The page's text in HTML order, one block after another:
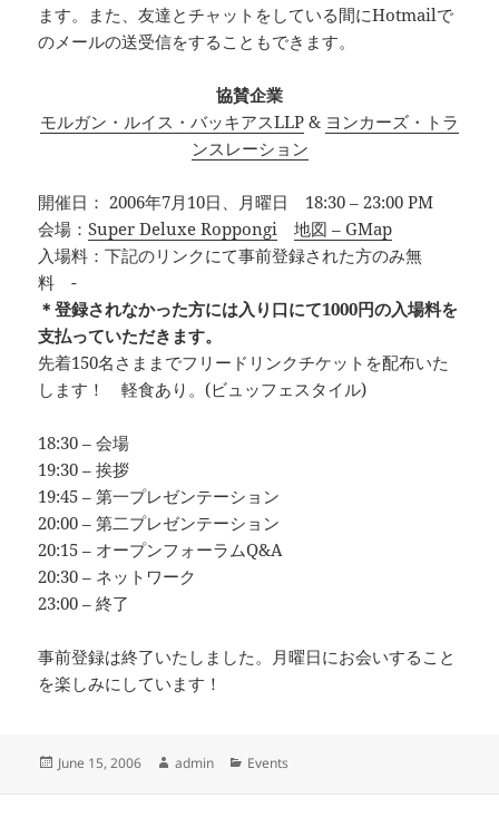
ます。また、友達とチャットをしている間にHotmailで
のメールの送受信をすることもできます。
協賛企業
モルガン・ルイス・バッキアスLLP & ヨンカーズ・トラ
ンスレーション
開催日： 2006年7月10日、月曜日 18:30 – 23:00 PM
会場：Super Deluxe Roppongi
地図 – GMap
入場料：下記のリンクにて事前登録された方のみ無
料 -
＊登録されなかった方には入り口にて1000円の入場料を
支払っていただきます。
先着150名さままでフリードリンクチケットを配布いた
します！ 軽食あり。(ビュッフェスタイル)
18:30 – 会場
19:30 – 挨拶
19:45 – 第一プレゼンテーション
20:00 – 第二プレゼンテーション
20:15 – オープンフォーラムQ&A
20:30 – ネットワーク
23:00 – 終了
事前登録は終了いたしました。月曜日にお会いすること
を楽しみにしています！
Posted
June 15, 2006 Author
admin Categories
Events